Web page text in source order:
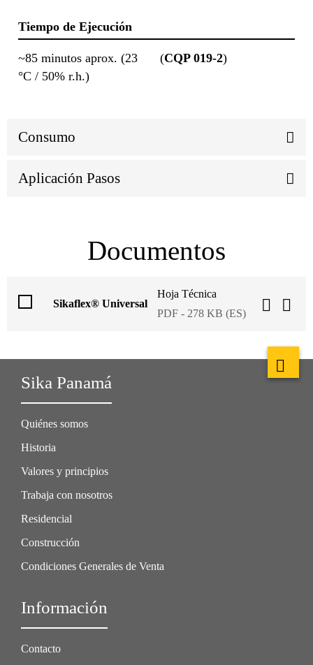
Tiempo de Ejecución
~85 minutos aprox. (23
°C / 50% r.h.)
(CQP 019-2)
Consumo
Aplicación Pasos
Documentos
Sikaflex® Universal
Hoja Técnica
PDF - 278 KB (ES)
Sika Panamá
Quiénes somos
Historia
Valores y principios
Trabaja con nosotros
Residencial
Construcción
Condiciones Generales de Venta
Información
Contacto